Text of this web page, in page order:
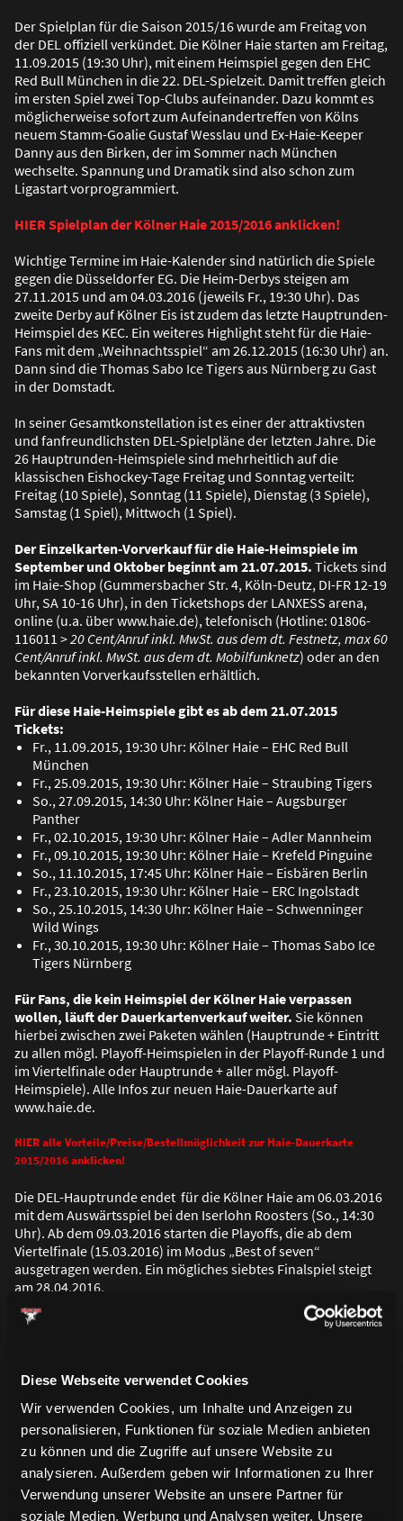
Diese Webseite verwendet Cookies
Wir verwenden Cookies, um Inhalte und Anzeigen zu
personalisieren, Funktionen für soziale Medien anbieten
zu können und die Zugriffe auf unsere Website zu
analysieren. Außerdem geben wir Informationen zu Ihrer
Verwendung unserer Website an unsere Partner für
soziale Medien, Werbung und Analysen weiter. Unsere
Der Spielplan für die Saison 2015/16 wurde am Freitag von
der DEL offiziell verkündet. Die Kölner Haie starten am Freitag,
11.09.2015 (19:30 Uhr), mit einem Heimspiel gegen den EHC
Red Bull München in die 22. DEL-Spielzeit. Damit treffen gleich
im ersten Spiel zwei Top-Clubs aufeinander. Dazu kommt es
möglicherweise sofort zum Aufeinandertreffen von Kölns
neuem Stamm-Goalie Gustaf Wesslau und Ex-Haie-Keeper
Danny aus den Birken, der im Sommer nach München
wechselte. Spannung und Dramatik sind also schon zum
Ligastart vorprogrammiert.
HIER Spielplan der Kölner Haie 2015/2016 anklicken!
Wichtige Termine im Haie-Kalender sind natürlich die Spiele
gegen die Düsseldorfer EG. Die Heim-Derbys steigen am
27.11.2015 und am 04.03.2016 (jeweils Fr., 19:30 Uhr). Das
zweite Derby auf Kölner Eis ist zudem das letzte Hauptrunden-
Heimspiel des KEC. Ein weiteres Highlight steht für die Haie-
Fans mit dem „Weihnachtsspiel“ am 26.12.2015 (16:30 Uhr) an.
Dann sind die Thomas Sabo Ice Tigers aus Nürnberg zu Gast
in der Domstadt.
In seiner Gesamtkonstellation ist es einer der attraktivsten
und fanfreundlichsten DEL-Spielpläne der letzten Jahre. Die
26 Hauptrunden-Heimspiele sind mehrheitlich auf die
klassischen Eishockey-Tage Freitag und Sonntag verteilt:
Freitag (10 Spiele), Sonntag (11 Spiele), Dienstag (3 Spiele),
Samstag (1 Spiel), Mittwoch (1 Spiel).
Der Einzelkarten-Vorverkauf für die Haie-Heimspiele im
September und Oktober beginnt am 21.07.2015. Tickets sind
im Haie-Shop (Gummersbacher Str. 4, Köln-Deutz, DI-FR 12-19
Uhr, SA 10-16 Uhr), in den Ticketshops der LANXESS arena,
online (u.a. über www.haie.de), telefonisch (Hotline: 01806-
116011 >20 Cent/Anruf inkl. MwSt. aus dem dt. Festnetz, max 60
Cent/Anruf inkl. MwSt. aus dem dt. Mobilfunknetz) oder an den
bekannten Vorverkaufsstellen erhältlich.
Für diese Haie-Heimspiele gibt es ab dem 21.07.2015
Tickets:
Fr., 11.09.2015, 19:30 Uhr: Kölner Haie – EHC Red Bull
München
Fr., 25.09.2015, 19:30 Uhr: Kölner Haie – Straubing Tigers
So., 27.09.2015, 14:30 Uhr: Kölner Haie – Augsburger
Panther
Fr., 02.10.2015, 19:30 Uhr: Kölner Haie – Adler Mannheim
Fr., 09.10.2015, 19:30 Uhr: Kölner Haie – Krefeld Pinguine
So., 11.10.2015, 17:45 Uhr: Kölner Haie – Eisbären Berlin
Fr., 23.10.2015, 19:30 Uhr: Kölner Haie – ERC Ingolstadt
So., 25.10.2015, 14:30 Uhr: Kölner Haie – Schwenninger
Wild Wings
Fr., 30.10.2015, 19:30 Uhr: Kölner Haie – Thomas Sabo Ice
Tigers Nürnberg
Für Fans, die kein Heimspiel der Kölner Haie verpassen
wollen, läuft der Dauerkartenverkauf weiter. Sie können
hierbei zwischen zwei Paketen wählen (Hauptrunde + Eintritt
zu allen mögl. Playoff-Heimspielen in der Playoff-Runde 1 und
im Viertelfinale oder Hauptrunde + aller mögl. Playoff-
Heimspiele). Alle Infos zur neuen Haie-Dauerkarte auf
www.haie.de.
HIER alle Vorteile/Preise/Bestellmöglichkeit zur Haie-Dauerkarte
2015/2016 anklicken!
Die DEL-Hauptrunde endet für die Kölner Haie am 06.03.2016
mit dem Auswärtsspiel bei den Iserlohn Roosters (So., 14:30
Uhr). Ab dem 09.03.2016 starten die Playoffs, die ab dem
Viertelfinale (15.03.2016) im Modus „Best of seven“
ausgetragen werden. Ein mögliches siebtes Finalspiel steigt
am 28.04.2016.